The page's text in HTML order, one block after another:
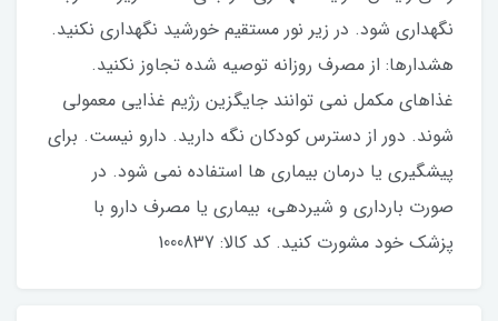
نگهداری شود. در زیر نور مستقیم خورشید نگهداری نکنید.
هشدارها: از مصرف روزانه توصیه شده تجاوز نکنید.
غذاهای مکمل نمی توانند جایگزین رژیم غذایی معمولی
شوند. دور از دسترس کودکان نگه دارید. دارو نیست. برای
پیشگیری یا درمان بیماری ها استفاده نمی شود. در
صورت بارداری و شیردهی، بیماری یا مصرف دارو با
پزشک خود مشورت کنید. کد کالا: 1000837